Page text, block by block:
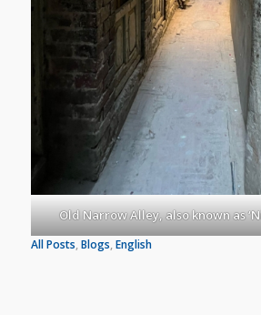
Old Narrow Alley, also known as
All Posts, Blogs, English